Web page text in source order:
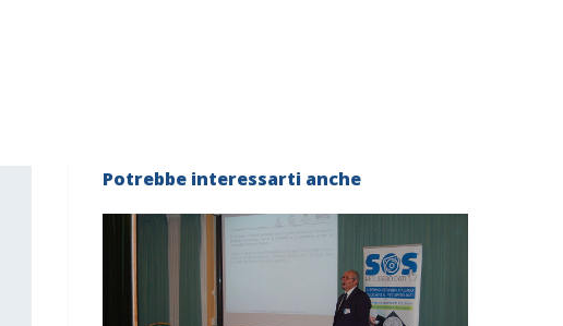
Potrebbe interessarti anche